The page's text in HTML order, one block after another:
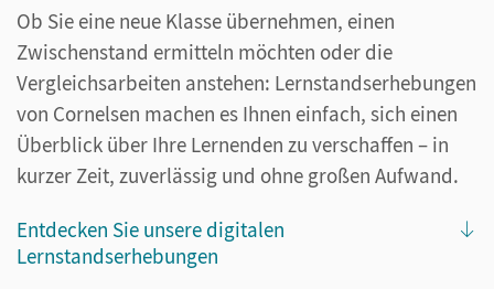
Ob Sie eine neue Klasse übernehmen, einen
Zwischenstand ermitteln möchten oder die
Vergleichsarbeiten anstehen: Lernstandserhebungen
von Cornelsen machen es Ihnen einfach, sich einen
Überblick über Ihre Lernenden zu verschaffen – in
kurzer Zeit, zuverlässig und ohne großen Aufwand.
Entdecken Sie unsere digitalen
Lernstandserhebungen